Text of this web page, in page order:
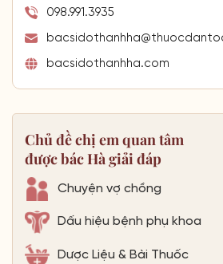
098.991.3935
bacsidothanhha.com
Chủ đề chị em quan tâm
được bác Hà giải đáp
Chuyện vợ chồng
Dấu hiệu bệnh phụ khoa
Dược Liệu & Bài Thuốc